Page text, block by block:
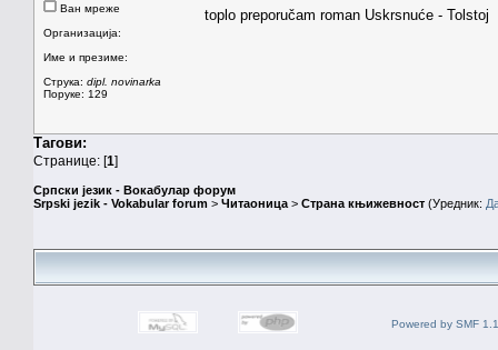
Ван мреже
Организација:
Име и презиме:
Струка: dipl. novinarka
Поруке: 129
toplo preporučam roman Uskrsnuće - Tolstoj
Тагови:
Странице: [1]
Српски језик - Вокабулар форум
Srpski jezik - Vokabular forum > Читаоница > Страна књижевност (Уредник:
Powered by SMF